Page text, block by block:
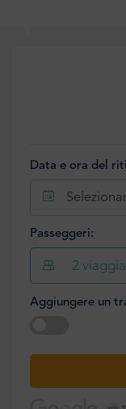
Data e ora del
Passeggeri:
2
Aggiungere un